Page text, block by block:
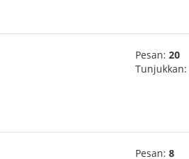
Pesan: 20
Tunjukkan:
Pesan: 8